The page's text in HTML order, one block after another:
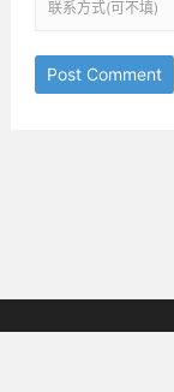
Post Comment